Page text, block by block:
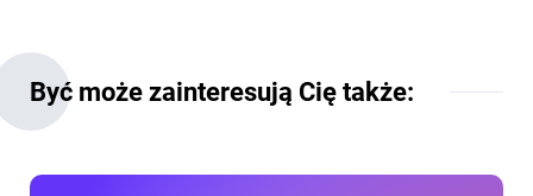
Być może zainteresują Cię także: